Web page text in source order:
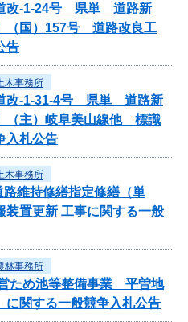
道改-1-24号 県単 道路新
（国）157号 道路改良工
告
木事務所
道改-1-31-4号 県単 道路新
（主）岐阜美山線他 標識
入札公告
木事務所
維持修繕指定修繕（単
装置更新 工事に関する一般
林事務所
ため池等整備事業 平曽地
関する一般競争入札公告